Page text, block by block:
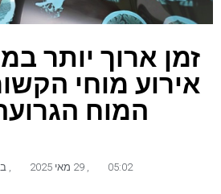
זמן ארוך יותר
אירוע מוחי
המוח
05:02 29 מאי 2025